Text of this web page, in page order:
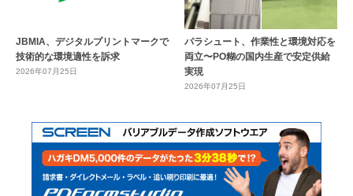
JBMIA、デジタルプリントマークで
技術的な環境適性を訴求
2026年07月25日
パラシュート、作業性と環境対応を
両立〜PO糊の国内生産で安定供給
実現
2026年07月25日